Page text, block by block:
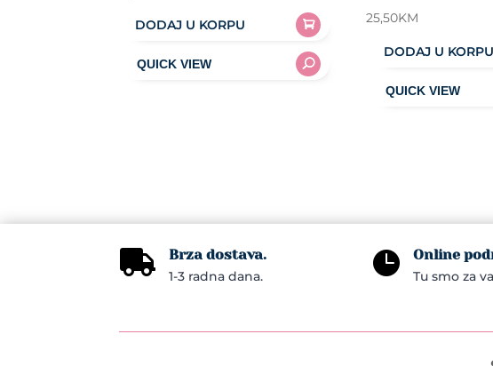
DODAJ U KORPU 25,50KM
DODAJ U KORPU
 Brza dostava.
1-3 radna dana.  Online
Tu smo za